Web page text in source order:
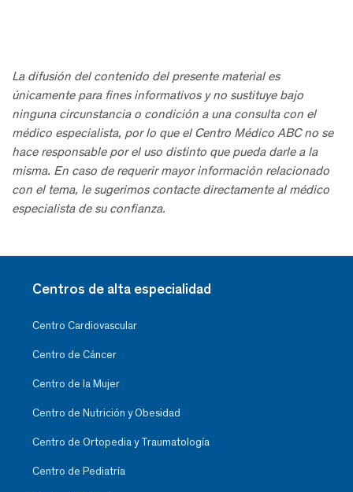
La difusión del contenido del presente material es
únicamente para fines informativos y no sustituye bajo
ninguna circunstancia o condición a una consulta con el
médico especialista, por lo que el Centro Médico ABC no se
hace responsable por el uso distinto que pueda darle a la
misma. En caso de requerir mayor información relacionado
con el tema, le sugerimos contacte directamente al médico
especialista de su confianza.
Centros de alta especialidad
Centro Cardiovascular
Centro de Cáncer
Centro de la Mujer
Centro de Nutrición y Obesidad
Centro de Ortopedia y Traumatología
Centro de Pediatría